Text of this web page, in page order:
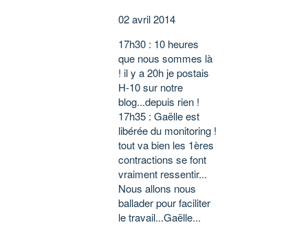
02 avril 2014
17h30 : 10 heures
que nous sommes là
! il y a 20h je postais
H-10 sur notre
blog...depuis rien !
17h35 : Gaëlle est
libérée du monitoring !
tout va bien les 1ères
contractions se font
vraiment ressentir...
Nous allons nous
ballader pour faciliter
le travail...Gaëlle...